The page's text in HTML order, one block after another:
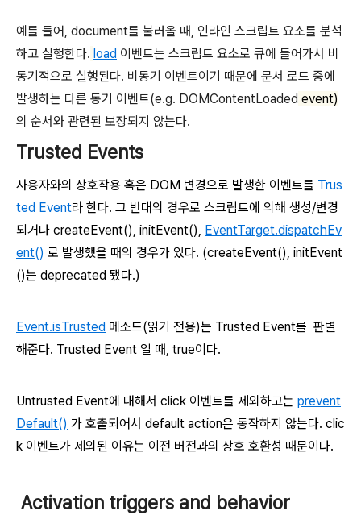
예를 들어, document를 불러올 때, 인라인 스크립트 요소를 분석
하고 실행한다. load 이벤트는 스크립트 요소로 큐에 들어가서 비
동기적으로 실행된다. 비동기 이벤트이기 때문에 문서 로드 중에
발생하는 다른 동기 이벤트(e.g. DOMContentLoaded event)
의 순서와 관련된 보장되지 않는다.
Trusted Events
사용자와의 상호작용 혹은 DOM 변경으로 발생한 이벤트를 Trus
ted Event라 한다. 그 반대의 경우로 스크립트에 의해 생성/변경
되거나 createEvent(), initEvent(), EventTarget.dispatchEv
ent() 로 발생했을 때의 경우가 있다. (createEvent(), initEvent
()는 deprecated 됐다.)
Event.isTrusted 메소드(읽기 전용)는 Trusted Event를 판별
해준다. Trusted Event 일 때, true이다.
Untrusted Event에 대해서 click 이벤트를 제외하고는 prevent
Default() 가 호출되어서 default action은 동작하지 않는다. clic
k 이벤트가 제외된 이유는 이전 버전과의 상호 호환성 때문이다.
Activation triggers and behavior